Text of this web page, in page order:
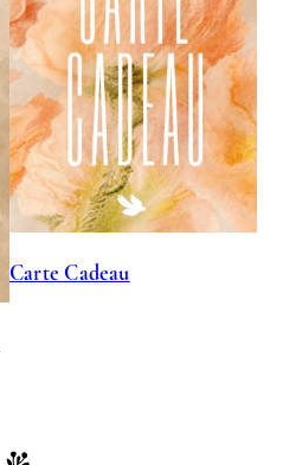
Carte Cadeau